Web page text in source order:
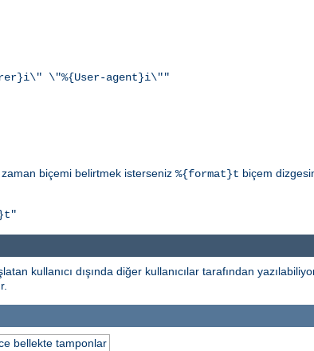
\"%{User-agent}i\""
biçemi belirtmek isterseniz %{format}t biçem
kullanıcı dışında diğer kullanıcılar tarafından
bellekte tamponlar